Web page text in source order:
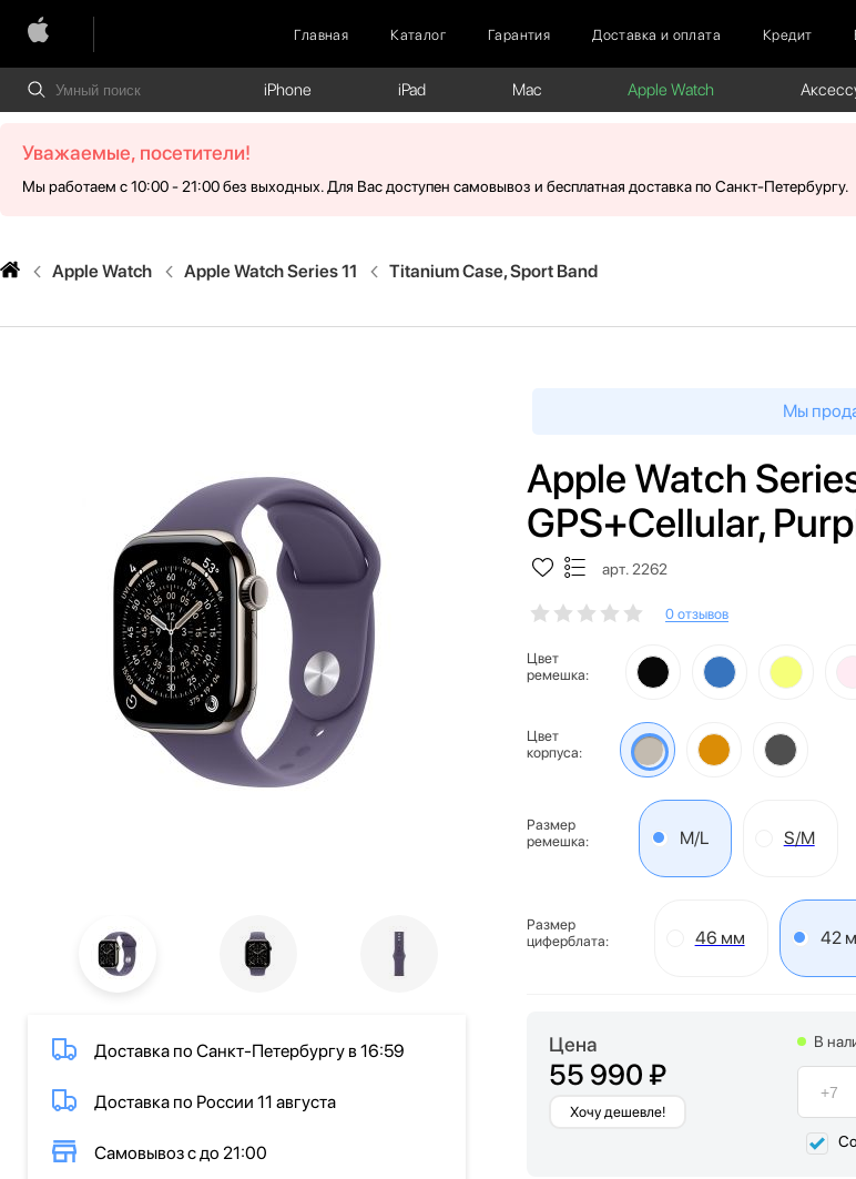
Главная Каталог Гарантия Доставка и оплата Кредит
iPhone iPad Mac Apple Watch
Уважаемые, посетители!
Мы работаем с 10:00 - 21:00 без выходных. Для Вас доступен самовывоз и бесплатная доставка по Санкт-Петербургу.
Apple Watch Apple Watch Series 11 Titanium Case, Sport Band
Доставка по Санкт-Петербургу в 16:59
Доставка по России 11 августа
Самовывоз с до 21:00
Мы
Apple Watch
GPS+Cellular,
арт. 2262
0 отзывов
Цвет
ремешка:
Цвет
корпуса:
Размер
ремешка:
M/L S/M
Размер
циферблата:
46 мм 42
Цена
55 990 ₽
Хочу дешевле!
В